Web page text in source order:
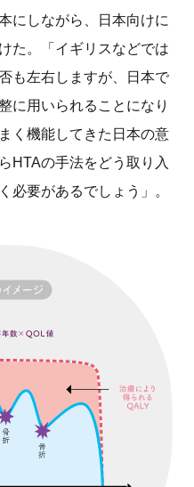
にしながら、日本向けに
た。「イギリスなどでは
も左右しますが、日本で
に用いられることになり
く機能してきた日本の意
HTAの手法をどう取り入
必要があるでしょう」。